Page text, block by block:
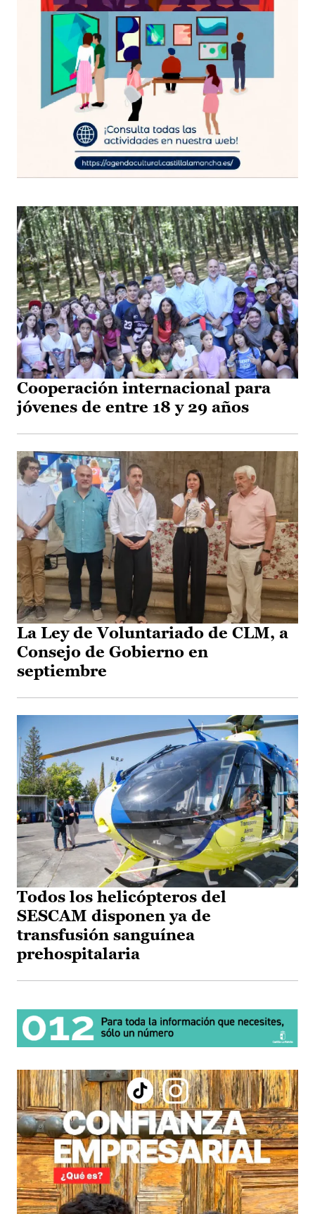
Cooperación internacional para
jóvenes de entre 18 y 29 años
La Ley de Voluntariado de CLM, a
Consejo de Gobierno en
septiembre
Todos los helicópteros del
SESCAM disponen ya de
transfusión sanguínea
prehospitalaria